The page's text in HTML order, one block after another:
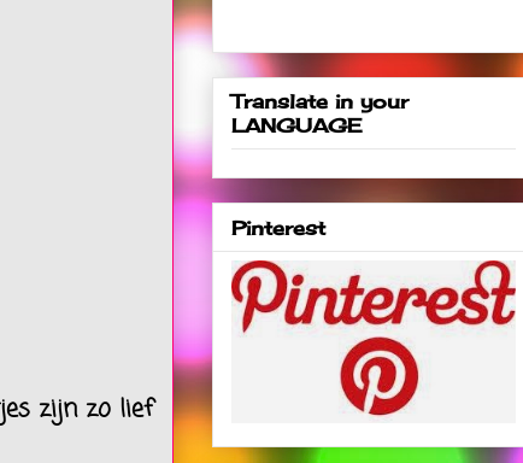
zijn zo lief
Translate in your
LANGUAGE
Pinterest